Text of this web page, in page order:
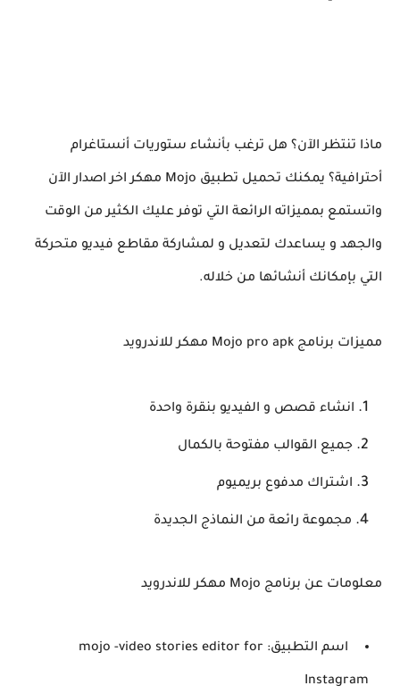
ماذا تنتظر الآن؟ هل ترغب بأنشاء ستوريات أنستاغرام
أحترافية؟ يمكنك تحميل تطبيق Mojo مهكر اخر اصدار الآن
واتستمع بمميزاته الرائعة التي توفر عليك الكثير من الوقت
والجهد و يساعدك لتعديل و لمشاركة مقاطع فيديو متحركة
التي بإمكانك أنشائها من خلاله.
مميزات برنامج Mojo pro apk مهكر للاندرويد
انشاء قصص و الفيديو بنقرة واحدة
جميع القوالب مفتوحة بالكمال
اشتراك مدفوع بريميوم
مجموعة رائعة من النماذج الجديدة
معلومات عن برنامج Mojo مهكر للاندرويد
اسم التطبيق: mojo -video stories editor for
Instagram